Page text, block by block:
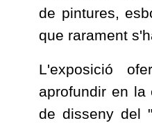
de pintures,
que rarament
L'exposició
aprofundir en
de disseny del